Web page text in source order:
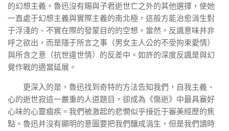
的幻想主義。魯迅沒有賜與子君逝世亡之外的其他選擇，使她
一直處于幻想主義與實際主義的南北極，這般方能治愈涓生對
于浮淺的、不實在際的發蒙目的的空想。當然，反諷意味并非
呼之欲出，而是隱于所言之事（男女主人公的不受拘束愛情）
與所含之意（抗世違世情）的反差中。如許的深度反諷是與幻
覺作戰的適當延展。
更深入的是，魯迅找到奇特的方法告知我們，自我主義、
心的逝世寂這一嚴重的人道題目，卻成為《傷逝》中最具審好
心味的心靈痼疾。我們被激起的悲憫似乎接近于審美經歷的焦
點。魯迅并沒有顯明的意圖要把我們釀成涓生，但是我們讀時